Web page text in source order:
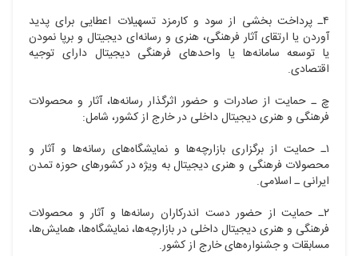
۴ـ پرداخت بخشی از سود و کارمزد تسهیلات اعطایی برای پدید
آوردن یا ارتقای آثار فرهنگی، هنری و رسانه‌ای دیجیتال و برپا نمودن
یا توسعه سامانه‌ها یا واحدهای فرهنگی دیجیتال دارای توجیه
اقتصادی.
چ ـ حمایت از صادرات و حضور اثرگذار رسانه‌ها، آثار و محصولات
فرهنگی و هنری دیجیتال داخلی در خارج از کشور، شامل:
۱ـ حمایت از برگزاری بازارچه‌ها و نمایشگاه‌های رسانه‌ها و آثار و
محصولات فرهنگی و هنری دیجیتال به ویژه در کشورهای حوزه تمدن
ایرانی ـ اسلامی.
۲ـ حمایت از حضور دست اندرکاران رسانه‌ها و آثار و محصولات
فرهنگی و هنری دیجیتال داخلی در بازارچه‌ها، نمایشگاه‌ها، همایش‌ها،
مسابقات و جشنواره‌های خارج از کشور.